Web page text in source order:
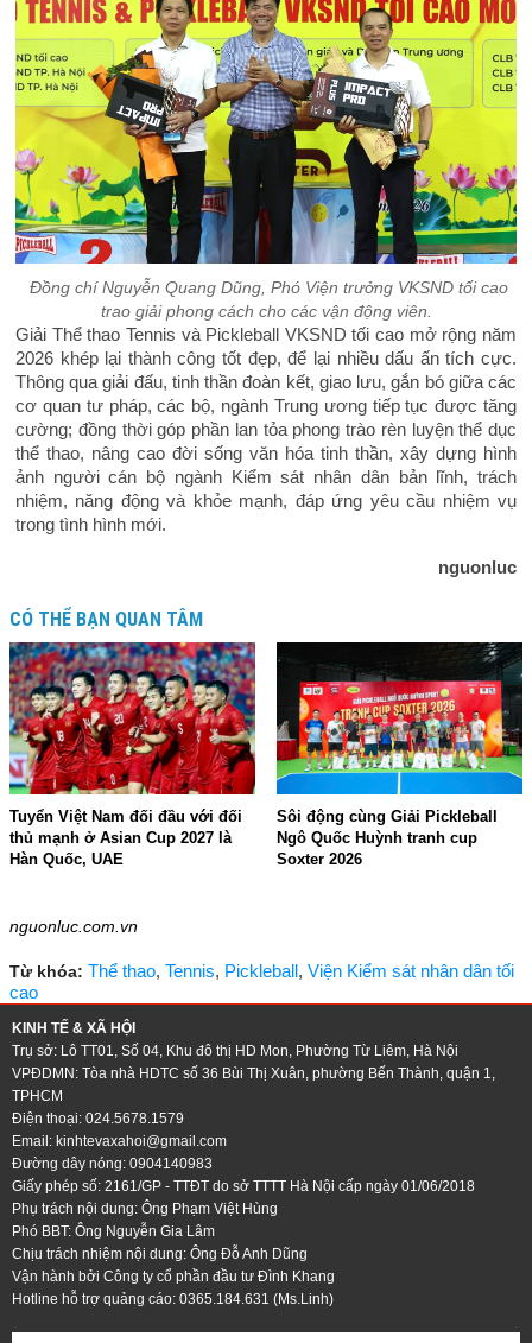
Đồng chí Nguyễn Quang Dũng, Phó Viện trưởng VKSND tối cao
trao giải phong cách cho các vận động viên.
Giải Thể thao Tennis và Pickleball VKSND tối cao mở rộng năm
2026 khép lại thành công tốt đẹp, để lại nhiều dấu ấn tích cực.
Thông qua giải đấu, tinh thần đoàn kết, giao lưu, gắn bó giữa các
cơ quan tư pháp, các bộ, ngành Trung ương tiếp tục được tăng
cường; đồng thời góp phần lan tỏa phong trào rèn luyện thể dục
thể thao, nâng cao đời sống văn hóa tinh thần, xây dựng hình
ảnh người cán bộ ngành Kiểm sát nhân dân bản lĩnh, trách
nhiệm, năng động và khỏe mạnh, đáp ứng yêu cầu nhiệm vụ
trong tình hình mới.
nguonluc
CÓ THỂ BẠN QUAN TÂM
Tuyển Việt Nam đối đầu với đối
thủ mạnh ở Asian Cup 2027 là
Hàn Quốc, UAE
Sôi động cùng Giải Pickleball
Ngô Quốc Huỳnh tranh cup
Soxter 2026
nguonluc.com.vn
Từ khóa: Thể thao, Tennis, Pickleball, Viện Kiểm sát nhân dân tối
cao
KINH TẾ & XÃ HỘI
Trụ sở: Lô TT01, Số 04, Khu đô thị HD Mon, Phường Từ Liêm, Hà Nội
VPĐDMN: Tòa nhà HDTC số 36 Bùi Thị Xuân, phường Bến Thành, quận 1,
TPHCM
Điện thoại: 024.5678.1579
Email: kinhtevaxahoi@gmail.com
Đường dây nóng: 0904140983
Giấy phép số: 2161/GP - TTĐT do sở TTTT Hà Nội cấp ngày 01/06/2018
Phụ trách nội dung: Ông Phạm Việt Hùng
Phó BBT: Ông Nguyễn Gia Lâm
Chịu trách nhiệm nội dung: Ông Đỗ Anh Dũng
Vận hành bởi Công ty cổ phần đầu tư Đình Khang
Hotline hỗ trợ quảng cáo: 0365.184.631 (Ms.Linh)